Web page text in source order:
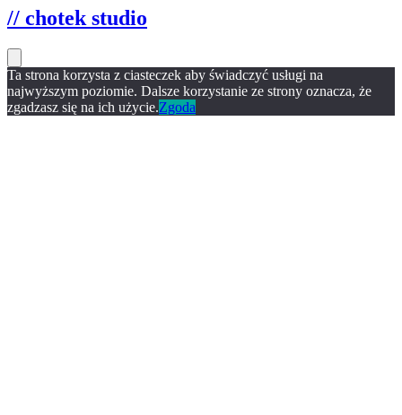
// chotek studio
Ta strona korzysta z ciasteczek aby świadczyć usługi na
najwyższym poziomie. Dalsze korzystanie ze strony oznacza, że
zgadzasz się na ich użycie.Zgoda